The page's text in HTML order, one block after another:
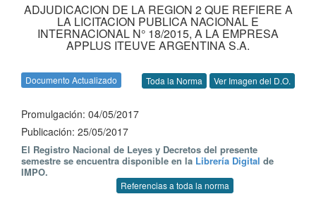
ADJUDICACION DE LA REGION 2 QUE REFIERE A
LA LICITACION PUBLICA NACIONAL E
INTERNACIONAL N° 18/2015, A LA EMPRESA
APPLUS ITEUVE ARGENTINA S.A.
Documento Actualizado Toda la Norma Ver Imagen del D.O.
Promulgación: 04/05/2017
Publicación: 25/05/2017
El Registro Nacional de Leyes y Decretos del presente
semestre se encuentra disponible en la Librería Digital de
IMPO.
Referencias a toda la norma